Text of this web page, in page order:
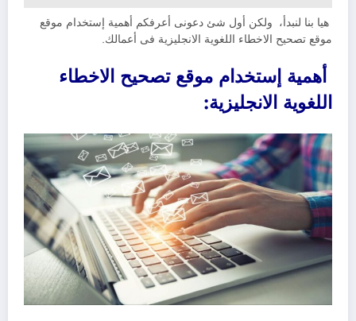
هيا بنا لنبدأ، ولكن أول شئ دعونى أعرفكم أهمية إستخدام موقع
موقع تصحيح الاخطاء اللغوية الانجليزية فى أعمالك.
أهمية إستخدام موقع تصحيح الاخطاء
اللغوية الانجليزية: